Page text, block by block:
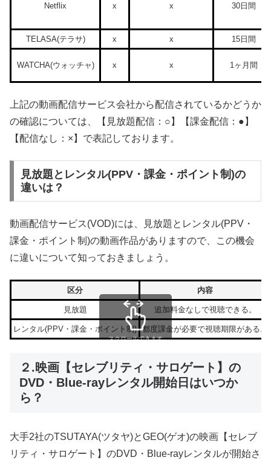
Netflix x x 30日間
TELASA(テラサ) x x 15日間
WATCHA(ウォッチャ) x x 1ヶ月間
上記の動画配信サービス会社から配信されているかどうか
の確認については、【見放題配信：○】【課金配信：●】
【配信なし：×】で表記しております。
見放題とレンタル(PPV・課金・ポイント制)の
違いは？
動画配信サービス(VOD)には、見放題とレンタル(PPV・
課金・ポイント制)の動画作品がありますので、この機会
に違いについて知っておきましょう。
区分 内容
見放題 追加料金なしで視聴できる。
レンタル(PPV・課金・ポイント制) 都度課金が必要で視聴期限がある。
スクロールできます
２.映画【セレブリティ・サロゲート】の
DVD・Blue-rayレンタル開始日はいつか
ら？
大手2社のTSUTAYA(ツタヤ)とGEO(ゲオ)の映画【セレブ
リティ・サロゲート】のDVD・Blue-rayレンタルが開始さ